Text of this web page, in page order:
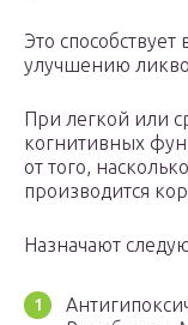
Это
улучшению
При легкой или
когнитивных
от того,
производится
Назначают